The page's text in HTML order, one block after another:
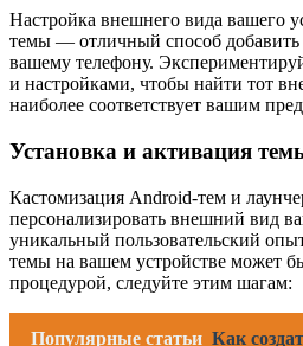
Настройка внешнего вида вашего
темы — отличный способ добавить
вашему телефону.
и настройками, чтобы найти тот
наиболее соответствует вашим
Установка и активация
Кастомизация Android-тем и
персонализировать внешний вид
уникальный пользовательский
темы на вашем устройстве может
процедурой, следуйте этим шагам:
Популярные статьи Как